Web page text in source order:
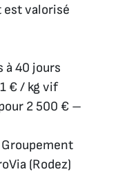
est valorisé
à 40 jours
€ / kg vif
2 500 € –
(Rodez)